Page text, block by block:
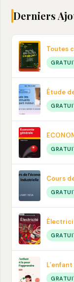
Derniers
Cours